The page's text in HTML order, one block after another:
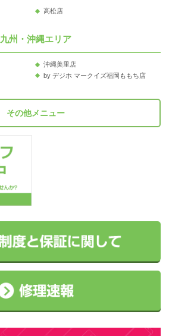
高松店
九州・沖縄エリア
沖縄美里店
by デジホ マークイズ福岡ももち店
その他メニュー